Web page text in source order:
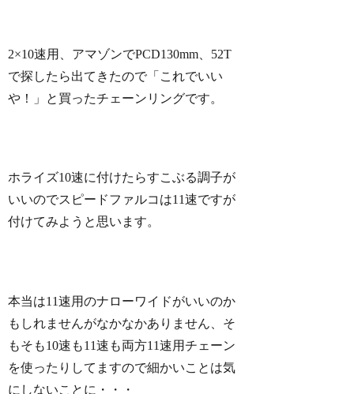
2×10速用、アマゾンでPCD130mm、52T
で探したら出てきたので「これでいい
や！」と買ったチェーンリングです。
ホライズ10速に付けたらすこぶる調子が
いいのでスピードファルコは11速ですが
付けてみようと思います。
本当は11速用のナローワイドがいいのか
もしれませんがなかなかありません、そ
もそも10速も11速も両方11速用チェーン
を使ったりしてますので細かいことは気
にしないことに・・・